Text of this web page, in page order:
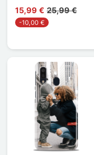
15,99 € 25,99 €
-10,00 €